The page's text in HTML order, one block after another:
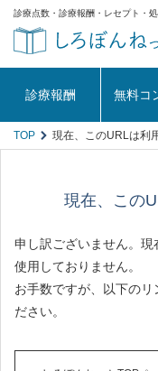
診療点数・診療報酬・レセプト・
診療報酬 無料コ
TOP 現在、このURLは利
現在、この
申し訳ございません。
使用しておりません。
お手数ですが、以下のリ
ださい。